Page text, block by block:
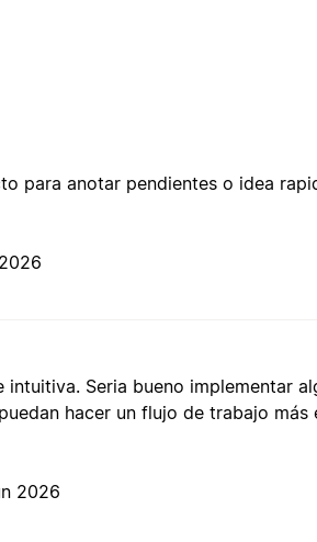
para anotar pendientes o idea
Seria bueno implementar
hacer un flujo de trabajo
2026